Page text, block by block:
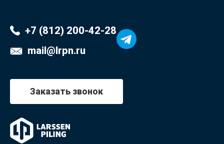
+7 (812) 200-42-28
mail@lrpn.ru
Заказать звонок